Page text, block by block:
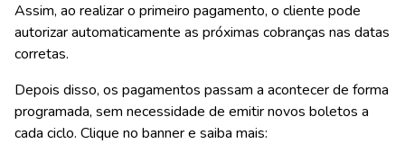
Assim, ao realizar o primeiro pagamento, o cliente pode
autorizar automaticamente as próximas cobranças nas datas
corretas.
Depois disso, os pagamentos passam a acontecer de forma
programada, sem necessidade de emitir novos boletos a
cada ciclo. Clique no banner e saiba mais: